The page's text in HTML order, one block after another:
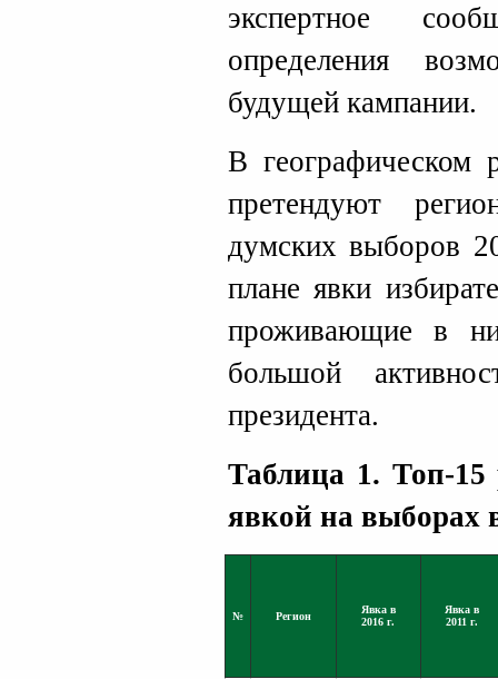
экспертное
определения
будущей кампании.
В географическом
претендуют
думских выборов
плане явки
проживающие в
большой
президента.
Таблица 1. Топ-15
явкой на выборах
№ Регион
Явка в
2016 г.
Явка в
2011 г.